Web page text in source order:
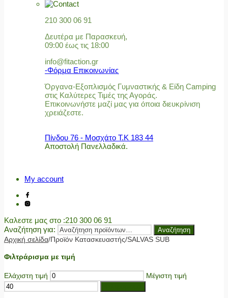
210 300 06 91
Δευτέρα με Παρασκευή,
09:00 έως τις 18:00
info@fitaction.gr
-Φόρμα Επικοινωνίας
Όργανα-Εξοπλισμός Γυμναστικής & Είδη Camping
στις Καλύτερες Τιμές της Αγοράς.
Επικοινωνήστε μαζί μας για όποια διευκρίνιση
χρειάζεστε.
Πίνδου 76 - Μοσχάτο Τ.Κ 183 44
Αποστολή Πανελλαδικά.
My account
Καλεστε μας στο :210 300 06 91
Αναζήτηση για:
Αναζήτηση
Αρχική σελίδα/Προϊόν Κατασκευαστής/SALVAS SUB
Φιλτράρισμα με τιμή
Ελάχιστη τιμή Μέγιστη τιμή